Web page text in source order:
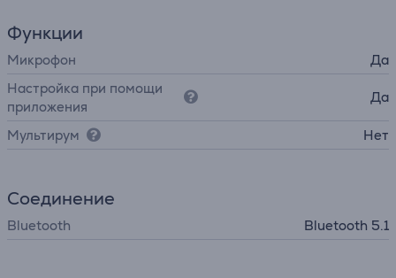
Функции
Микрофон
Да
Настройка при помощи
приложения
Да
Мультирум Нет
Соединение
Bluetooth Bluetooth 5.1